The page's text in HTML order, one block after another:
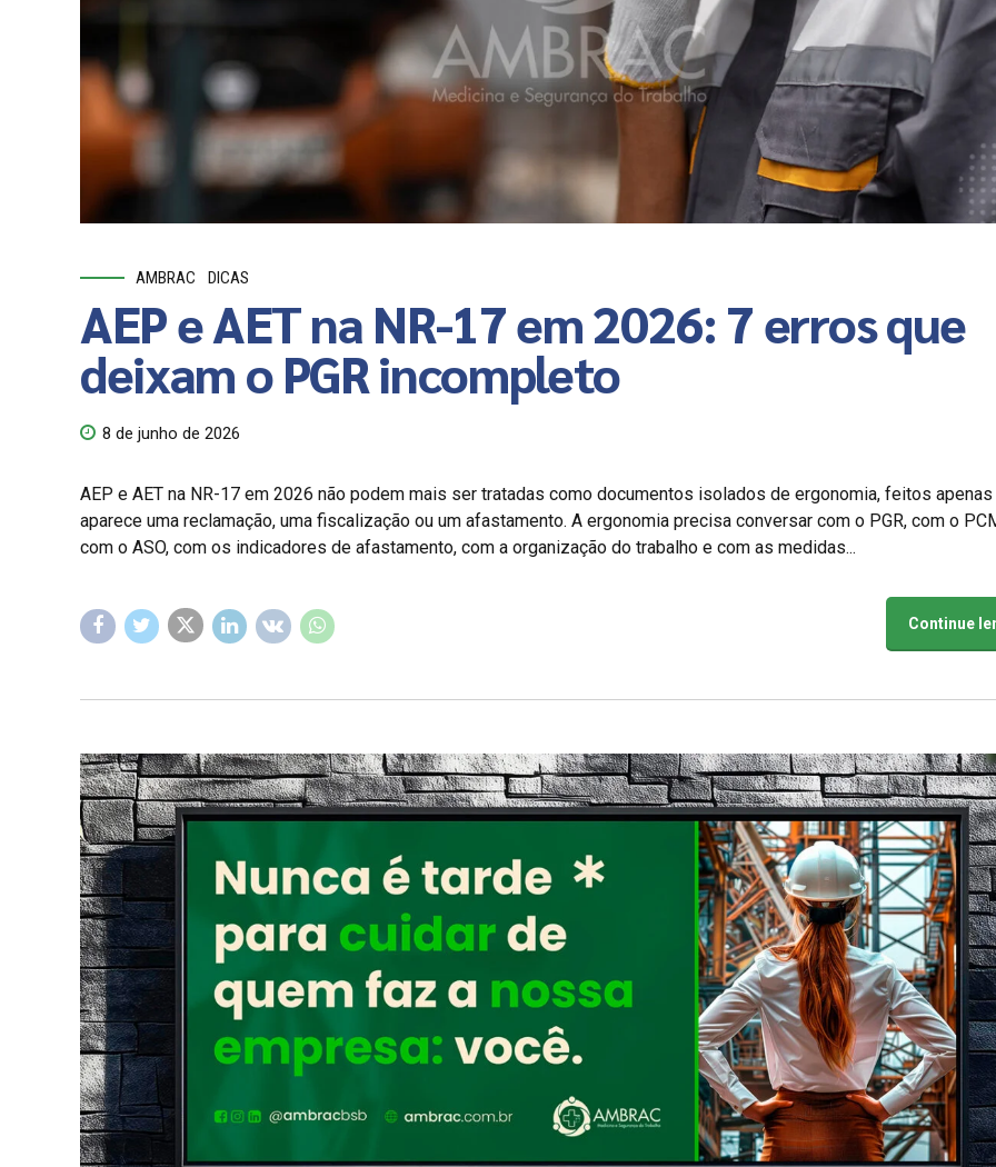
AMBRAC DICAS
AEP e AET na NR-17 em 2026: 7 erros que
deixam o PGR incompleto
8 de junho de 2026
AEP e AET na NR-17 em 2026 não podem mais ser tratadas como documentos isolados de ergonomia, feitos apenas
aparece uma reclamação, uma fiscalização ou um afastamento. A ergonomia precisa conversar com o PGR, com o
com o ASO, com os indicadores de afastamento, com a organização do trabalho e com as medidas...
Continue